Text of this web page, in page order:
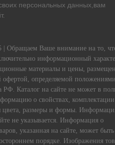
персональных данных,вам
| Обращаем Ваше внимание на то,
информационный
материалы и цены,
офертой, определяемой
РФ. Каталог на сайте не может в
о свойствах,
цвета, размеры и формы.
не указывается. Информация о
указанная на сайте, может быть
порядке. Изображения